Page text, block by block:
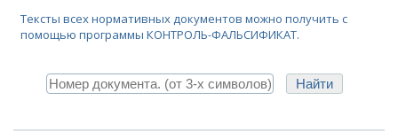
Тексты всех нормативных документов можно получить с
помощью программы КОНТРОЛЬ-ФАЛЬСИФИКАТ.